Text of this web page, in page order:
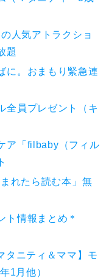
人気アトラクショ
題
に。おまもり緊急連
全員プレゼント（キ
ア「filbaby（フィル
れたら読む本」無
ト情報まとめ＊
タニティ＆ママ】モ
1月他）